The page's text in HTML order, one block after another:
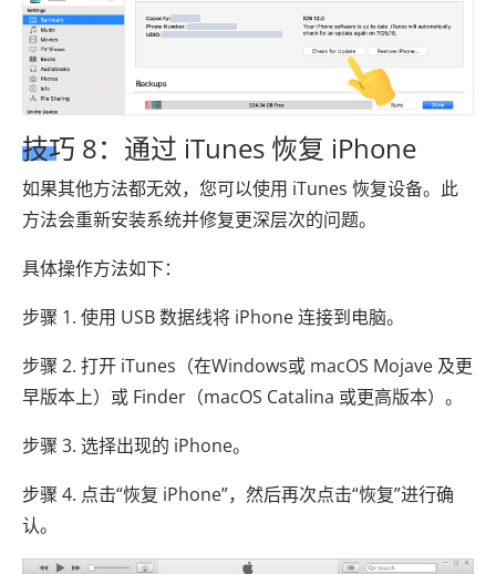
技巧 8：通过 iTunes 恢复 iPhone
如果其他方法都无效，您可以使用 iTunes 恢复设备。此
方法会重新安装系统并修复更深层次的问题。
具体操作方法如下：
步骤 1. 使用 USB 数据线将 iPhone 连接到电脑。
步骤 2. 打开 iTunes（在Windows或 macOS Mojave 及更
早版本上）或 Finder（macOS Catalina 或更高版本）。
步骤 3. 选择出现的 iPhone。
步骤 4. 点击“恢复 iPhone”，然后再次点击“恢复”进行确
认。